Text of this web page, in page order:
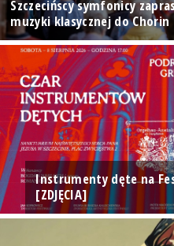
Szczecińscy symfonicy
muzyki klasycznej do Chorin
Instrumenty dęte na
[ZDJĘCIA]